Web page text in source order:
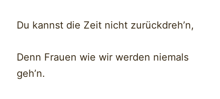
Du kannst die Zeit nicht zurückdreh’n,
Denn Frauen wie wir werden niemals
geh’n.